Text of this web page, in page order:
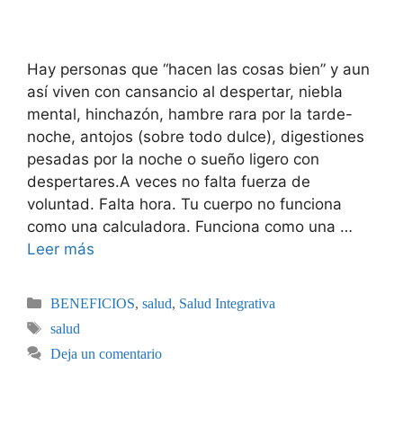
Hay personas que “hacen las cosas bien” y aun
así viven con cansancio al despertar, niebla
mental, hinchazón, hambre rara por la tarde-
noche, antojos (sobre todo dulce), digestiones
pesadas por la noche o sueño ligero con
despertares.A veces no falta fuerza de
voluntad. Falta hora. Tu cuerpo no funciona
como una calculadora. Funciona como una …
Leer más
BENEFICIOS, salud, Salud Integrativa
salud
Deja un comentario